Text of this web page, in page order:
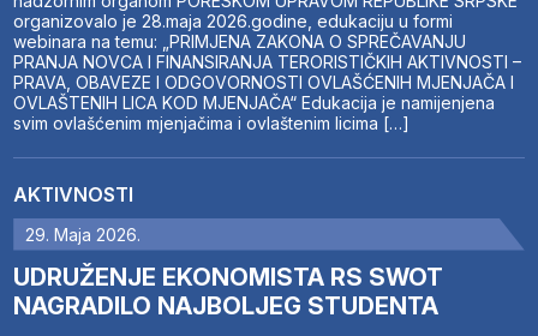
organizovalo je 28.maja 2026.godine, edukaciju u formi
webinara na temu: „PRIMJENA ZAKONA O SPREČAVANJU
PRANJA NOVCA I FINANSIRANJA TERORISTIČKIH AKTIVNOSTI –
PRAVA, OBAVEZE I ODGOVORNOSTI OVLAŠĆENIH MJENJAČA I
OVLAŠTENIH LICA KOD MJENJAČA“ Edukacija je namijenjena
svim ovlašćenim mjenjačima i ovlaštenim licima […]
AKTIVNOSTI
29. Maja 2026.
UDRUŽENJE EKONOMISTA RS SWOT
NAGRADILO NAJBOLJEG STUDENTA